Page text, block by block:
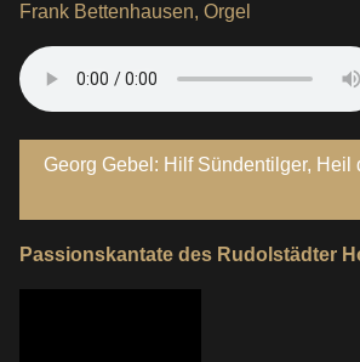
Frank Bettenhausen, Orgel
Georg Gebel: Hilf
Passionskantate des Rudolstädter